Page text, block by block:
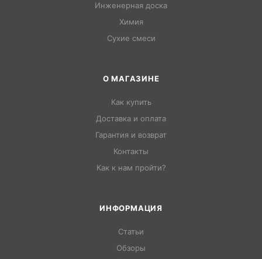
Инженерная доска
Химия
Сухие смеси
О МАГАЗИНЕ
Как купить
Доставка и оплата
Гарантия и возврат
Контакты
Как к нам пройти?
ИНФОРМАЦИЯ
Статьи
Обзоры